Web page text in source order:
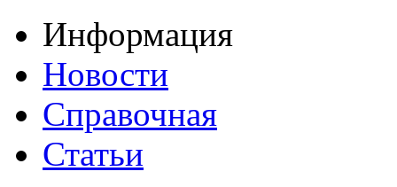
Информация
Новости
Справочная
Статьи